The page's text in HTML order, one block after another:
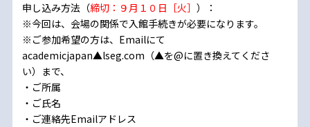
申し込み方法（締切：９月１０日［火］ ）：
※今回は、会場の関係で入館手続きが必要になります。
※ご参加希望の方は、Emailにて
academicjapan▲lseg.com（▲を@に置き換えてくださ
い）まで、
・ご所属
・ご氏名
・ご連絡先Emailアドレス